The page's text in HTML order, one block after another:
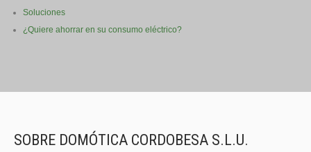
Soluciones
¿Quiere ahorrar en su consumo eléctrico?
SOBRE DOMÓTICA CORDOBESA S.L.U.